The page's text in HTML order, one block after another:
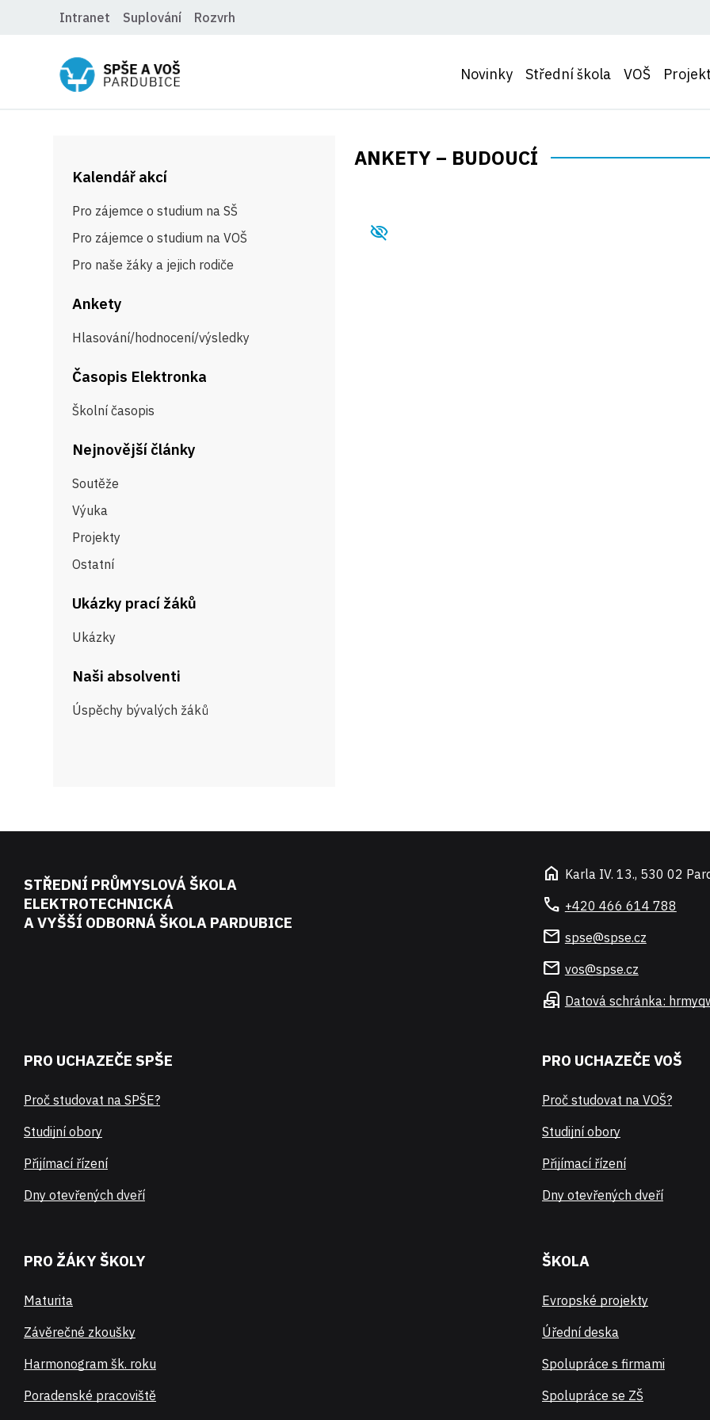
Intranet Suplování Rozvrh
Novinky Střední škola VOŠ
ANKETY – BUDOUCÍ
visibility_off
Kalendář akcí
Pro zájemce o studium na SŠ
Pro zájemce o studium na VOŠ
Pro naše žáky a jejich rodiče
Ankety
Hlasování/hodnocení/výsledky
Časopis Elektronka
Školní časopis
Nejnovější články
Soutěže
Výuka
Projekty
Ostatní
Ukázky prací žáků
Ukázky
Naši absolventi
Úspěchy bývalých žáků
STŘEDNÍ PRŮMYSLOVÁ ŠKOLA
ELEKTROTECHNICKÁ
A VYŠŠÍ ODBORNÁ ŠKOLA PARDUBICE
home Karla IV. 13., 530 02
call +420 466 614 788
mail spse@spse.cz
mail vos@spse.cz
local_post_office Datová schránka:
PRO UCHAZEČE SPŠE
Proč studovat na SPŠE?
Studijní obory
Přijímací řízení
Dny otevřených dveří
PRO UCHAZEČE VOŠ
Proč studovat na VOŠ?
Studijní obory
Přijímací řízení
Dny otevřených dveří
PRO ŽÁKY ŠKOLY
Maturita
Závěrečné zkoušky
Harmonogram šk. roku
Poradenské pracoviště
ŠKOLA
Evropské projekty
Úřední deska
Spolupráce s firmami
Spolupráce se ZŠ